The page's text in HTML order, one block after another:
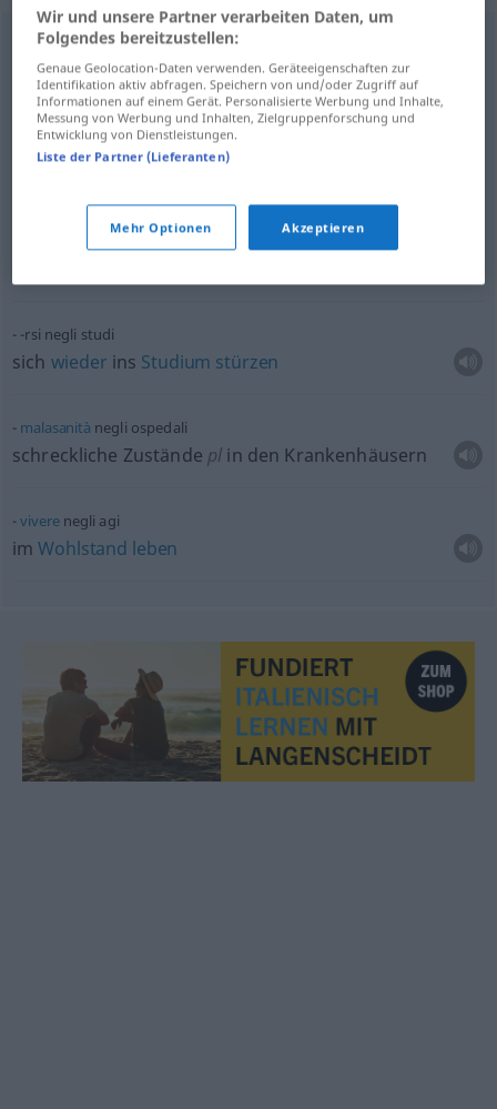
curiosare
in fremden Angelegenheitenschnüffeln
toccato negli affetti
-rsi negli studi
sich wieder ins Studium stürzen
malasanità negli ospedali
schreckliche Zustände pl in den Krankenhäusern
viverenegli agi
imWohlstand leben
Wir und unsere Partner verarbeiten Daten, um
Folgendes bereitzustellen:
Genaue Geolocation-Daten verwenden. Geräteeigenschaften zur
Identifikation aktiv abfragen. Speichern von und/oder Zugriff auf
Informationen auf einem Gerät. Personalisierte Werbung und Inhalte,
Messung von Werbung und Inhalten, Zielgruppenforschung und
Entwicklung von Dienstleistungen.
Liste der Partner (Lieferanten)
Mehr Optionen Akzeptieren